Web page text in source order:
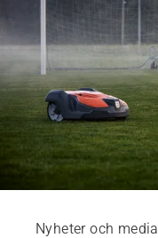
Nyheter och media